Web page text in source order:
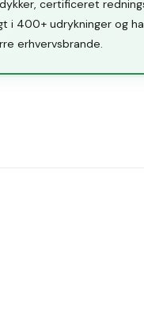
certificeret
i 400+ udrykninger og
erhvervsbrande.